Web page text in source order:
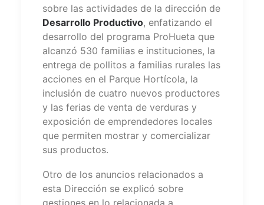
sobre las actividades de la dirección de
Desarrollo Productivo, enfatizando el
desarrollo del programa ProHueta que
alcanzó 530 familias e instituciones, la
entrega de pollitos a familias rurales las
acciones en el Parque Hortícola, la
inclusión de cuatro nuevos productores
y las ferias de venta de verduras y
exposición de emprendedores locales
que permiten mostrar y comercializar
sus productos.
Otro de los anuncios relacionados a
esta Dirección se explicó sobre
gestiones en lo relacionada a